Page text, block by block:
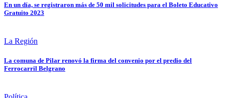
En un día, se registraron más de 50 mil solicitudes para el Boleto Educativo
Gratuito 2023
La Región
La comuna de Pilar renovó la firma del convenio por el predio del
Ferrocarril Belgrano